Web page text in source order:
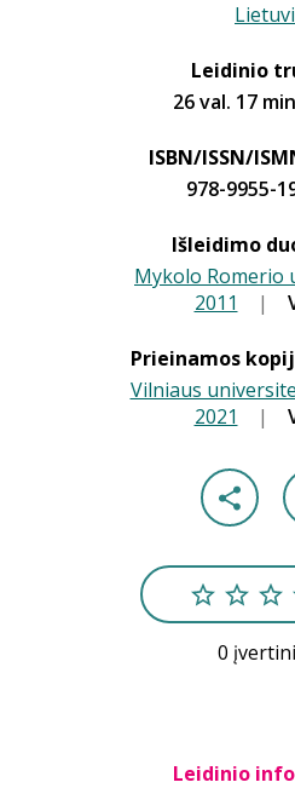
Leidinio
26 val. 17
ISBN/ISSN/
978-9955-
Išleidimo
Mykolo Romerio
2011 |
Prieinamos
Vilniaus
2021 |
0
Leidinio